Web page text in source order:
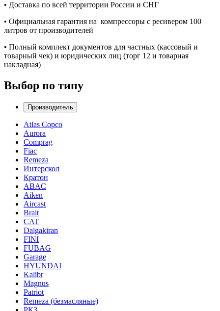
• Доставка по всей территории России и СНГ
• Официальная гарантия на компрессоры с ресивером 100
литров от производителей
• Полный комплект документов для частных (кассовый и
товарный чек) и юридических лиц (торг 12 и товарная
накладная)
Выбор по типу
Производитель
Atlas Copco
Aurora
Comprag
Fiac
Remeza
Интерскол
Кратон
ABAC
Aiken
Aircast
Brait
CAT
Dalgakiran
FINI
FUBAG
Garage
HYUNDAI
Kalibr
Magnus
Patriot
Remeza (безмасляные)